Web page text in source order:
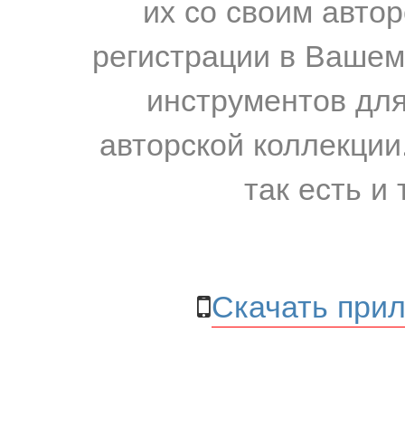
их со своим
регистрации в
инструментов
авторской
так есть и
Скачать